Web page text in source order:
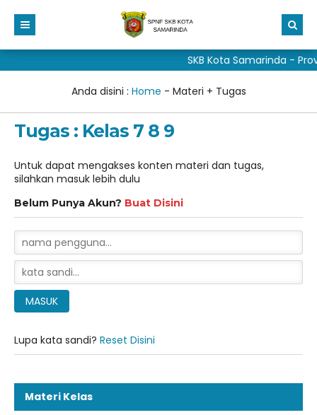
Visi dan Misi
Sejarah
Sarana Prasarana
Struktur
Aduan
Fitur Media
Galeri
Unduh Media
Kalender pendidikan skb kota samarinda
Pojok Wali Peserta Didik
Peserta Didik
JADWAL UJIAN SUMATIF TAHUN 2025/2026
Taman baca masyarakat
materi pkn sd
Cerita dan Novel
DAFTAR BARU
SKB Kota Samarinda -
Anda disini : Home - Materi + Tugas
Tugas : Kelas 7 8 9
Untuk dapat mengakses konten materi dan tugas,
silahkan masuk lebih dulu
Belum Punya Akun? Buat Disini
Lupa kata sandi? Reset Disini
Materi Kelas